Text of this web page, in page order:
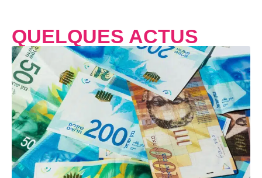
QUELQUES ACTUS